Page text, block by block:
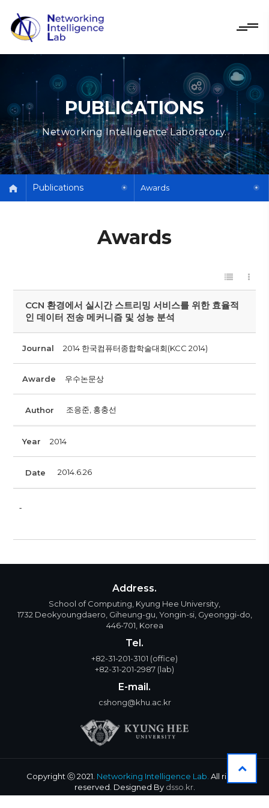
PUBLICATIONS
Networking Intelligence Laboratory.
Publications Awards
Awards
CCN 환경에서 실시간 스트리밍 서비스를 위한 효율적
인 데이터 전송 메커니즘 및 성능 분석
Journal 2014 한국컴퓨터종합학술대회(KCC 2014)
Awarde 우수논문상
Author 조응준, 홍충선
Year 2014
Date 2014.6.26
-
Address.
School of Computing, Kyung Hee University,
1732 Deokyoungdaero, Giheung-gu, Yongin-si, Gyeonggi-do,
446-701, Korea
Tel.
+82-31-201-3101 (office)
+82-31-201-2987 (lab)
E-mail.
cshong@khu.ac.kr
Copyright ⓒ 2021. Networking Intelligence Lab. All rights
reserved. Designed By dsso.kr.